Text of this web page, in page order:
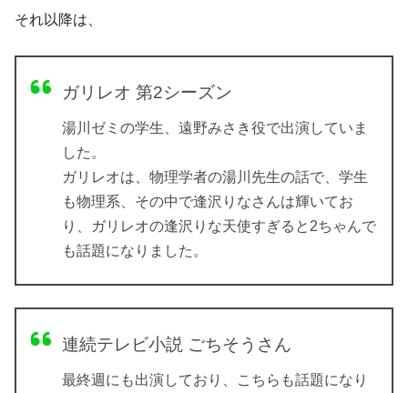
それ以降は、
ガリレオ 第2シーズン
湯川ゼミの学生、遠野みさき役で出演していま
した。
ガリレオは、物理学者の湯川先生の話で、学生
も物理系、その中で逢沢りなさんは輝いてお
り、ガリレオの逢沢りな天使すぎると2ちゃんで
も話題になりました。
連続テレビ小説 ごちそうさん
最終週にも出演しており、こちらも話題になり